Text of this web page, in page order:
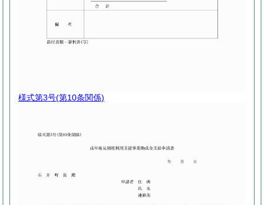
様式第3号(第10条関係)